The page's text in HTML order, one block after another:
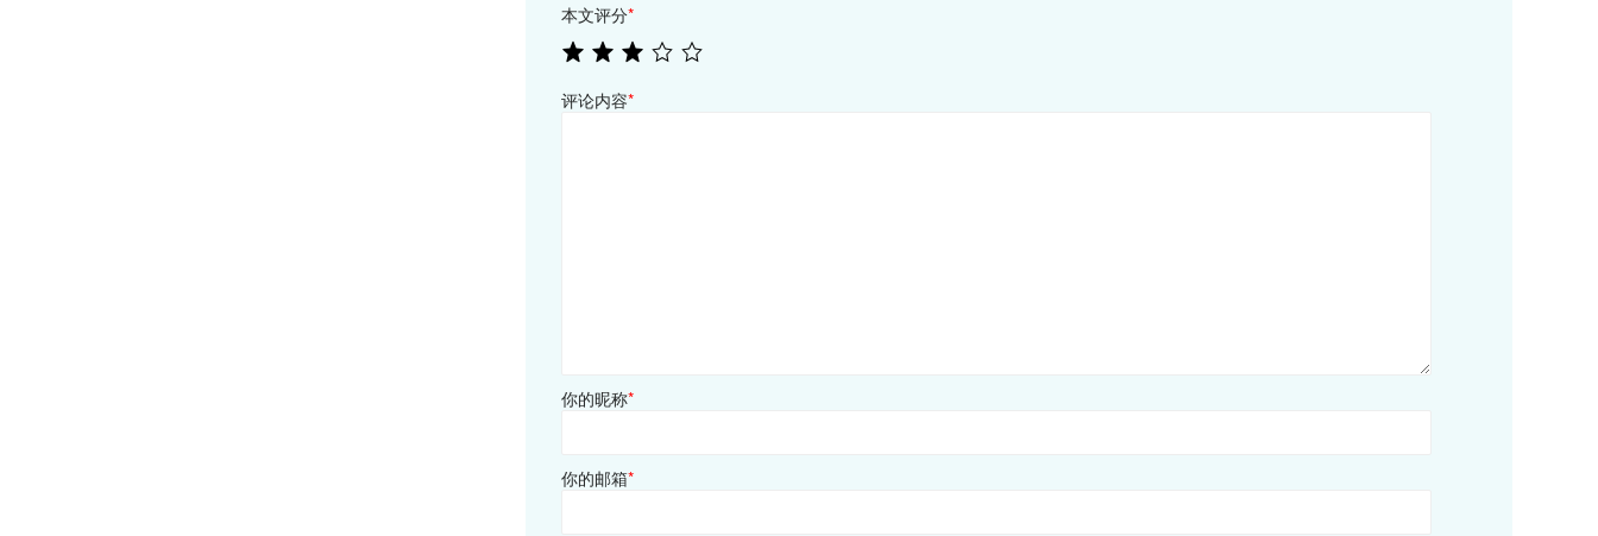
本文评分*
评论内容*
你的昵称*
你的邮箱*